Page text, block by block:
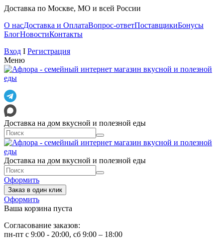
Доставка по Москве, МО и всей России
О насДоставка и ОплатаВопрос-ответПоставщикиБонусы
БлогНовостиКонтакты
Вход I Регистрация
Меню
Доставка на дом вкусной и полезной еды
Доставка на дом вкусной и полезной еды
Оформить
Заказ в один клик
Оформить
Ваша корзина пуста
Согласование заказов:
пн-пт с 9:00 - 20:00, сб 9:00 – 18:00